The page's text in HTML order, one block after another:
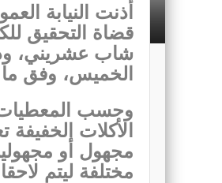
أذنت النيابة
قضاة التحقيق
شاب عشريني،
الخميس، وفق
وحسب المعطيات
الأكلات
مجهول أو
مختلفة ليتم